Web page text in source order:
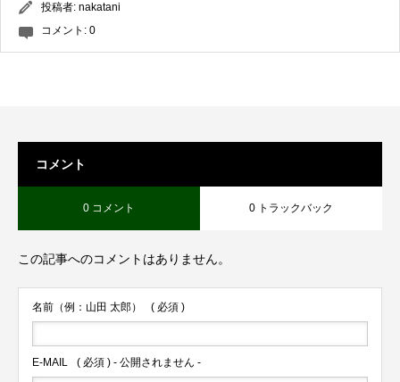
投稿者: nakatani
コメント: 0
コメント
0 コメント 0 トラックバック
この記事へのコメントはありません。
名前（例：山田 太郎） ( 必須 )
E-MAIL ( 必須 ) - 公開されません -